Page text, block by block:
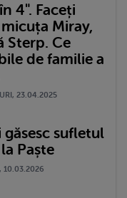
4". Faceți
Miray,
Sterp. Ce
de familie a
23.04.2025
sufletul
Paște
10.03.2026